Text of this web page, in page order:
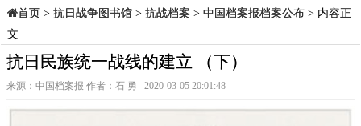
首页> 抗日战争图书馆> 抗战档案> 中国档案报档案公布> 内容正
文
抗日民族统一战线的建立 （下）
来源：中国档案报 作者：石 勇 2020-03-05 20:01:48